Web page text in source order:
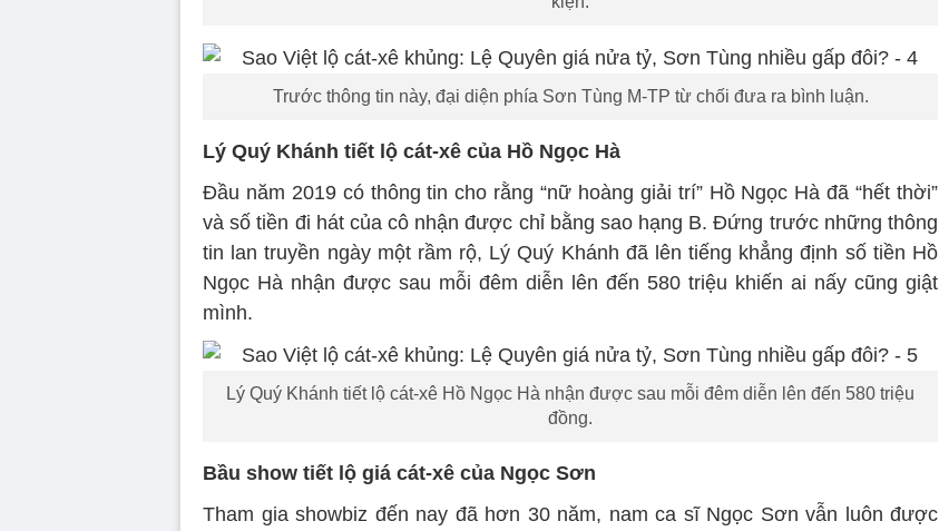
Trước thông tin này, đại diện phía Sơn Tùng M-TP từ chối đưa ra bình luận.
Lý Quý Khánh tiết lộ cát-xê của Hồ Ngọc Hà
Đầu năm 2019 có thông tin cho rằng “nữ hoàng giải trí” Hồ Ngọc Hà đã “hết thời”
và số tiền đi hát của cô nhận được chỉ bằng sao hạng B. Đứng trước những thông
tin lan truyền ngày một rầm rộ, Lý Quý Khánh đã lên tiếng khẳng định số tiền Hồ
Ngọc Hà nhận được sau mỗi đêm diễn lên đến 580 triệu khiến ai nấy cũng giật
mình.
Lý Quý Khánh tiết lộ cát-xê Hồ Ngọc Hà nhận được sau mỗi đêm diễn lên đến 580 triệu
đồng.
Bầu show tiết lộ giá cát-xê của Ngọc Sơn
Tham gia showbiz đến nay đã hơn 30 năm, nam ca sĩ Ngọc Sơn vẫn luôn được